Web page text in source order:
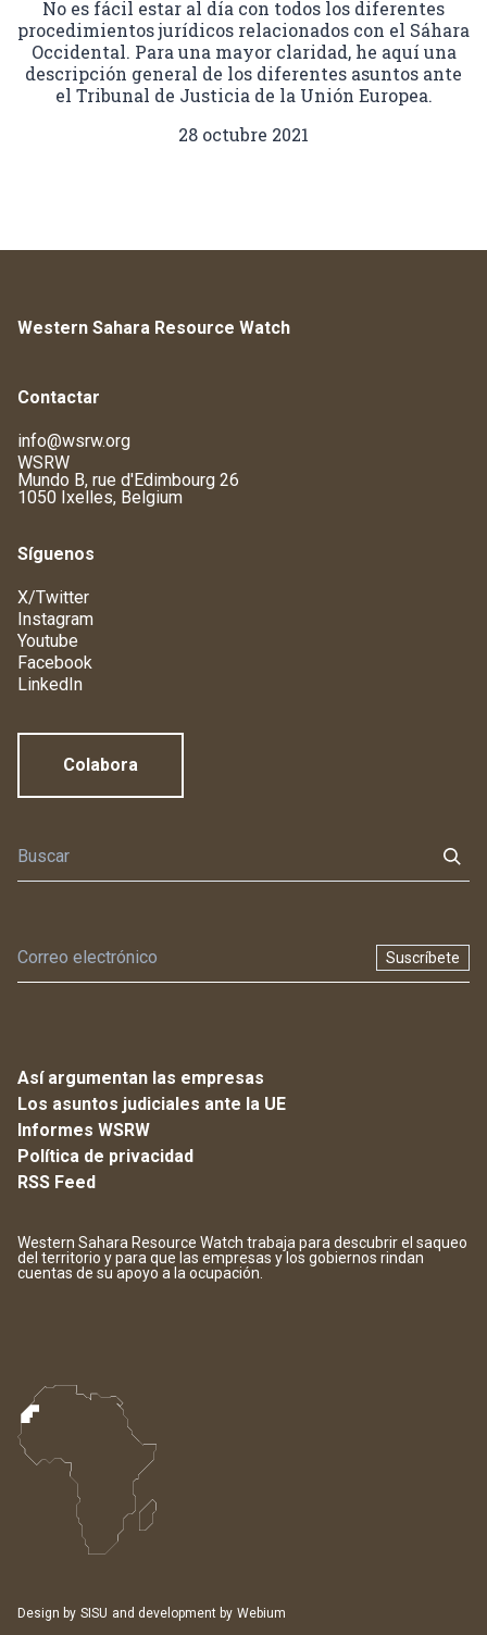
No es fácil estar al día con todos los diferentes
procedimientos jurídicos relacionados con el Sáhara
Occidental. Para una mayor claridad, he aquí una
descripción general de los diferentes asuntos ante
el Tribunal de Justicia de la Unión Europea.
28 octubre 2021
Western Sahara Resource Watch
Contactar
info@wsrw.org
WSRW
Mundo B, rue d'Edimbourg 26
1050 Ixelles, Belgium
Síguenos
X/Twitter
Instagram
Youtube
Facebook
LinkedIn
Colabora
Suscríbete
Así argumentan las empresas
Los asuntos judiciales ante la UE
Informes WSRW
Política de privacidad
RSS Feed
Western Sahara Resource Watch trabaja para descubrir el saqueo
del territorio y para que las empresas y los gobiernos rindan
cuentas de su apoyo a la ocupación.
Design by SISU and development by Webium